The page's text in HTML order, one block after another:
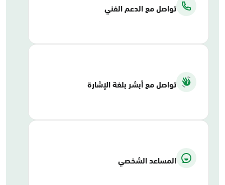
تواصل مع الدعم الفني
تواصل مع أبشر بلغة الإشارة
المساعد الشخصي